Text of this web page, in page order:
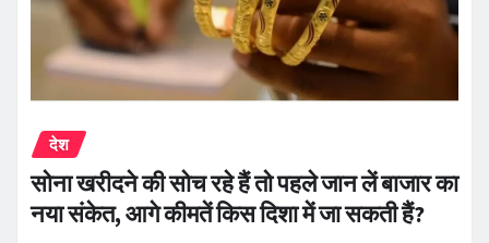
देश
सोना खरीदने की सोच रहे हैं तो पहले जान लें बाजार का
नया संकेत, आगे कीमतें किस दिशा में जा सकती हैं?